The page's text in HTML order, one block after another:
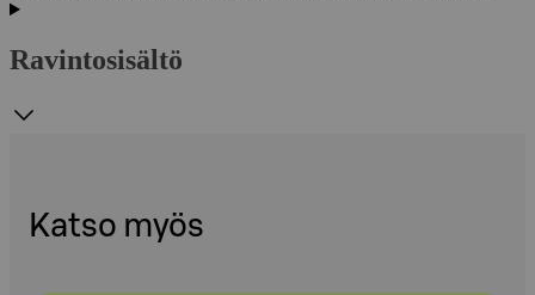
Ravintosisältö
Katso myös